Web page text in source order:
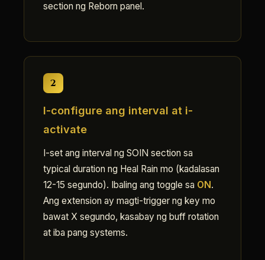
section ng Reborn panel.
2
I-configure ang interval at i-
activate
I-set ang interval ng SOIN section sa
typical duration ng Heal Rain mo (kadalasan
12-15 segundo). Ibaling ang toggle sa ON.
Ang extension ay magti-trigger ng key mo
bawat X segundo, kasabay ng buff rotation
at iba pang systems.